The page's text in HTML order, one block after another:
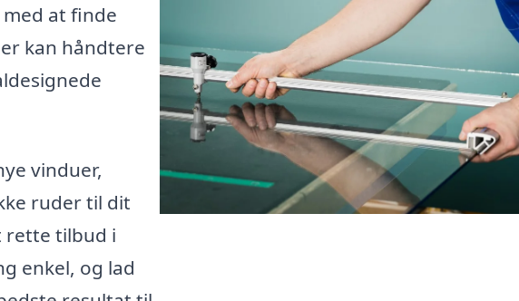
at finde
kan håndtere
vinduer,
ruder til dit
rette tilbud i
enkel, og lad